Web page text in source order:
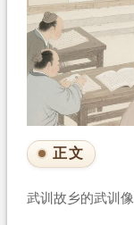
正文
武训故乡的武训像